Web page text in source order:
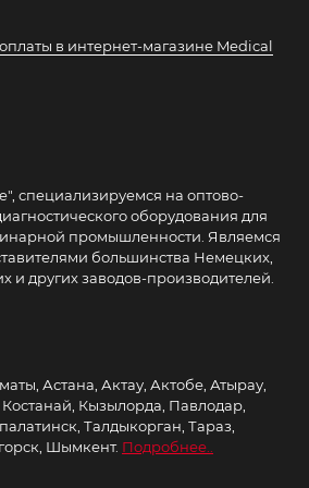
в интернет-магазине Medical
специализируемся на оптово-
оборудования для
промышленности. Являемся
большинства Немецких,
и других заводов-производителей.
Астана, Актау, Актобе, Атырау,
Кызылорда, Павлодар,
Талдыкорган, Тараз,
Шымкент. Подробнее..